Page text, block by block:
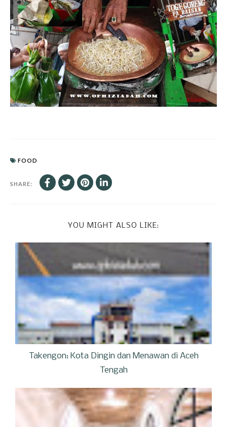
FOOD
SHARE:
YOU MIGHT ALSO LIKE:
Takengon: Kota Dingin dan Menawan di Aceh
Tengah